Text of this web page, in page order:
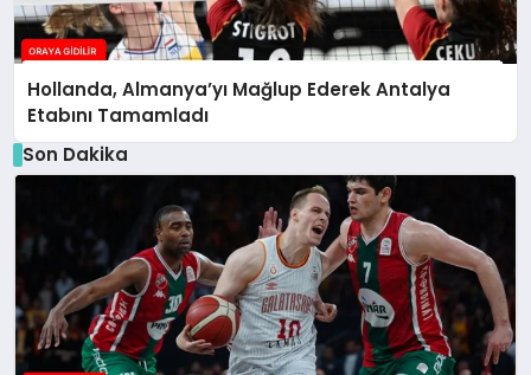
Hollanda, Almanya’yı Mağlup Ederek Antalya
Etabını Tamamladı
Son Dakika